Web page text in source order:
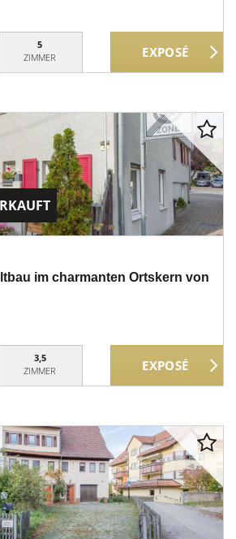
5
ZIMMER
im charmanten Ortskern von
3,5
ZIMMER